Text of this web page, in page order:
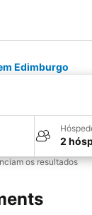
Edimburgo
2
os resultados